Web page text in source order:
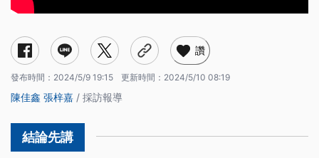
讚
發布時間： 2024/5/9 19:15 更新時間： 2024/5/10 08:19
陳佳鑫 張梓嘉 / 採訪報導